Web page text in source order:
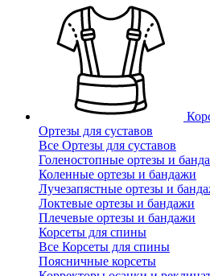
Ортезы для суставов
Все Ортезы для суставов
Голеностопные ортезы и
Коленные ортезы и бандажи
Лучезапястные ортезы и
Локтевые ортезы и бандажи
Плечевые ортезы и бандажи
Корсеты для спины
Все Корсеты для спины
Поясничные корсеты